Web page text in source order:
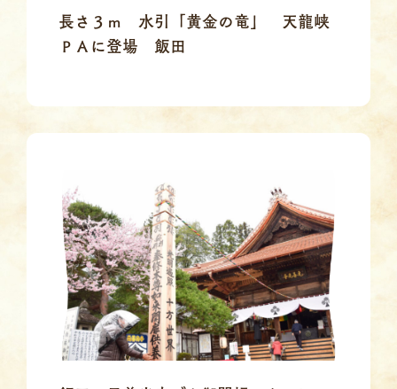
長さ３ｍ 水引「黄金の竜」 天龍峡
ＰＡに登場 飯田